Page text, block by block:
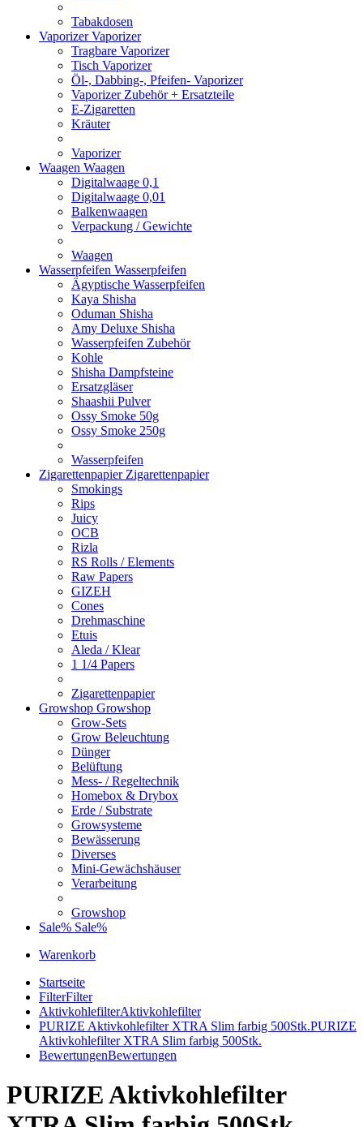
Tabakdosen
VaporizerVaporizer
Tragbare Vaporizer
Tisch Vaporizer
Öl-, Dabbing-, Pfeifen- Vaporizer
Vaporizer Zubehör + Ersatzteile
E-Zigaretten
Kräuter
Vaporizer
Waagen Waagen
Digitalwaage 0,1
Digitalwaage 0,01
Balkenwaagen
Verpackung / Gewichte
Waagen
Wasserpfeifen Wasserpfeifen
Ägyptische Wasserpfeifen
Kaya Shisha
Oduman Shisha
Amy Deluxe Shisha
Wasserpfeifen Zubehör
Kohle
Shisha Dampfsteine
Ersatzgläser
Shaashii Pulver
Ossy Smoke 50g
Ossy Smoke 250g
Wasserpfeifen
Zigarettenpapier Zigarettenpapier
Smokings
Rips
Juicy
OCB
Rizla
RS Rolls / Elements
Raw Papers
GIZEH
Cones
Drehmaschine
Etuis
Aleda / Klear
1 1/4 Papers
Zigarettenpapier
Growshop Growshop
Grow-Sets
Grow Beleuchtung
Dünger
Belüftung
Mess- / Regeltechnik
Homebox & Drybox
Erde / Substrate
Growsysteme
Bewässerung
Diverses
Mini-Gewächshäuser
Verarbeitung
Growshop
Sale% Sale%
Warenkorb
Startseite
FilterFilter
AktivkohlefilterAktivkohlefilter
PURIZE Aktivkohlefilter XTRA Slim farbig 500Stk.PURIZE
Aktivkohlefilter XTRA Slim farbig 500Stk.
BewertungenBewertungen
PURIZE Aktivkohlefilter